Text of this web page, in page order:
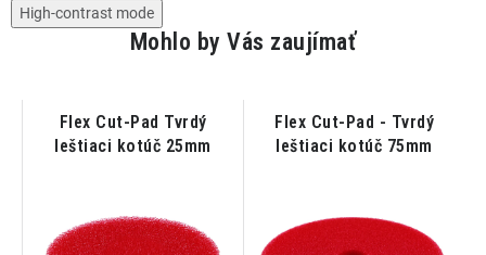
High-contrast mode
Mohlo by Vás zaujímať
Flex Cut-Pad Tvrdý
leštiaci kotúč 25mm
Flex Cut-Pad - Tvrdý
leštiaci kotúč 75mm